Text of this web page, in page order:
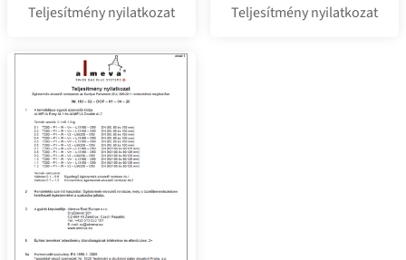
Teljesítmény nyilatkozat
Teljesítmény nyilatkozat